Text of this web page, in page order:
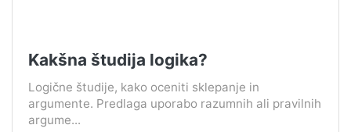
Kakšna študija logika?
Logične študije, kako oceniti sklepanje in
argumente. Predlaga uporabo razumnih ali pravilnih
argume...